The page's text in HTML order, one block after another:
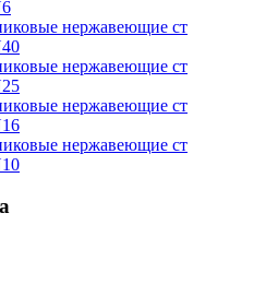
нержавеющие ст
нержавеющие ст
нержавеющие ст
нержавеющие ст